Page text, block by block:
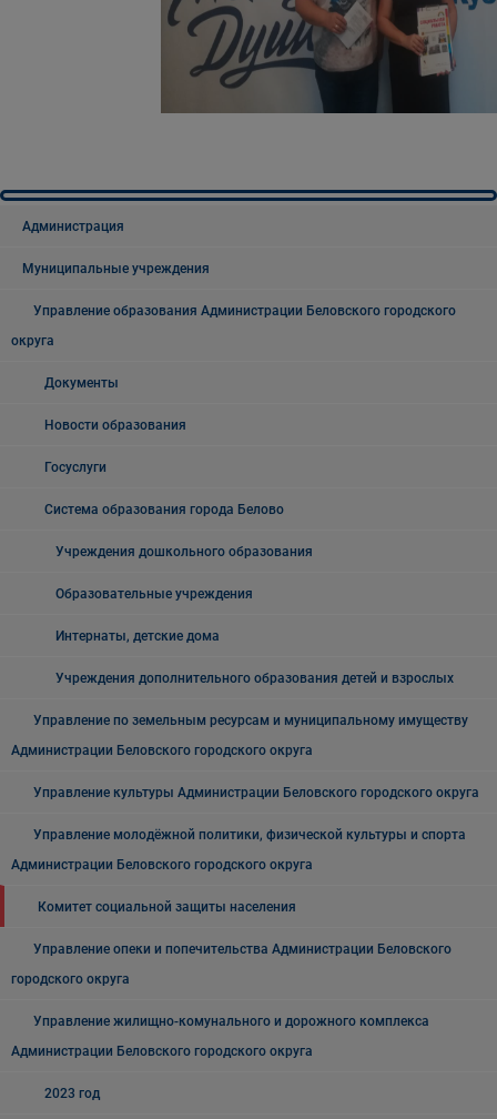
Администрация
Муниципальные учреждения
Управление образования Администрации Беловского городского
округа
Документы
Новости образования
Госуслуги
Система образования города Белово
Учреждения дошкольного образования
Образовательные учреждения
Интернаты, детские дома
Учреждения дополнительного образования детей и взрослых
Управление по земельным ресурсам и муниципальному имуществу
Администрации Беловского городского округа
Управление культуры Администрации Беловского городского округа
Управление молодёжной политики, физической культуры и спорта
Администрации Беловского городского округа
Комитет социальной защиты населения
Управление опеки и попечительства Администрации Беловского
городского округа
Управление жилищно-комунального и дорожного комплекса
Администрации Беловского городского округа
2023 год